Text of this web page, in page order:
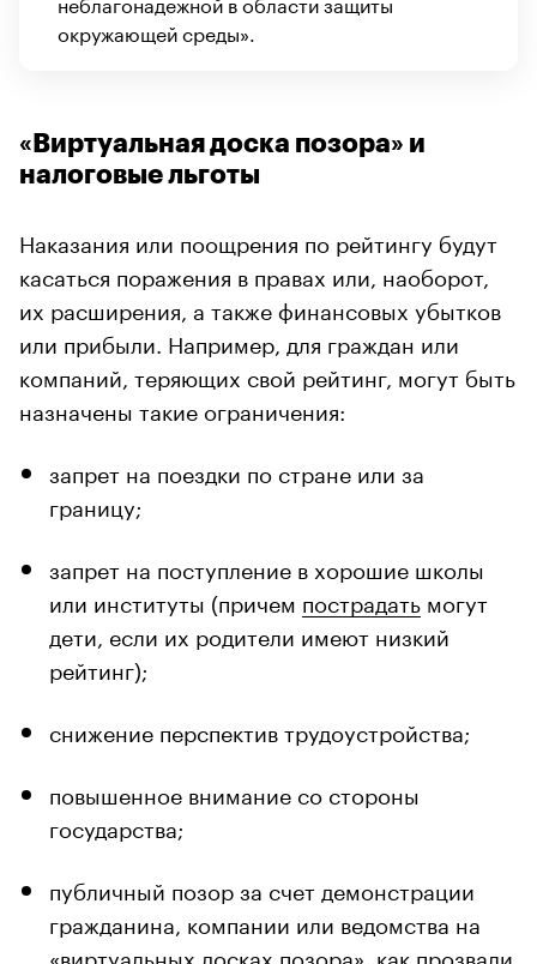
окружающей среды».
«Виртуальная доска позора» и
налоговые льготы
Наказания или поощрения по рейтингу будут
касаться поражения в правах или, наоборот,
их расширения, а также финансовых убытков
или прибыли. Например, для граждан или
компаний, теряющих свой рейтинг, могут быть
назначены такие ограничения:
запрет на поездки по стране или за
границу;
запрет на поступление в хорошие школы
или институты (причем пострадать могут
дети, если их родители имеют низкий
рейтинг);
снижение перспектив трудоустройства;
повышенное внимание со стороны
государства;
публичный позор за счет демонстрации
гражданина, компании или ведомства на
«виртуальных досках позора», как прозвали